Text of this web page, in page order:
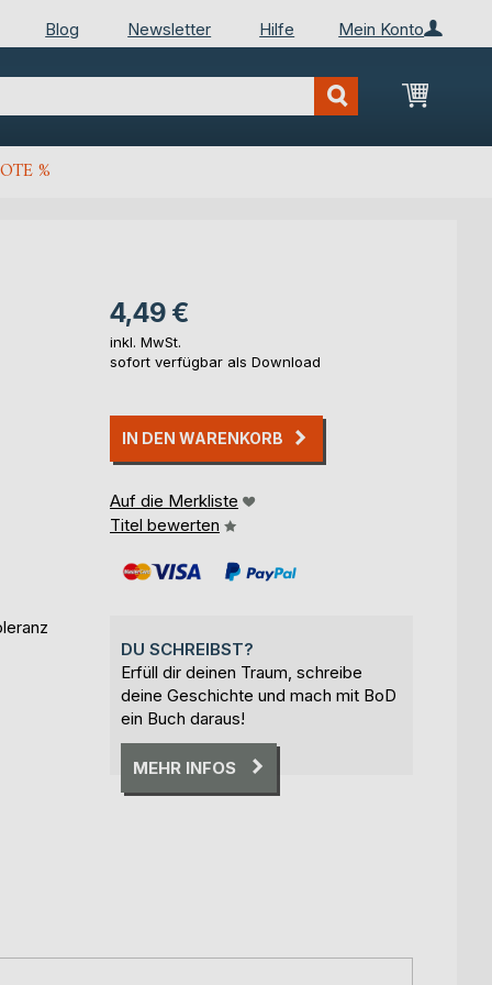
Mein Konto
Blog Newsletter Hilfe
Mein
%
4,49 €
inkl. MwSt.
sofort verfügbar als Download
IN DEN WARENKORB
Auf die Merkliste
Titel bewerten
DU SCHREIBST?
Erfüll dir deinen Traum, schreibe
deine Geschichte und mach mit BoD
ein Buch daraus!
MEHR INFOS